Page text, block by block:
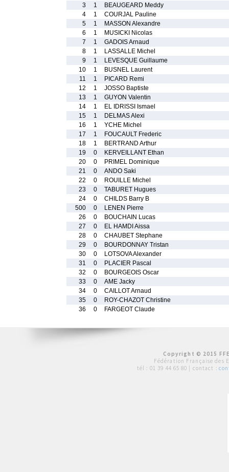
3
1
BEAUGEARD Meddy
4
1
COURJAL Pauline
5
1
MASSON Alexandre
6
1
MUSICKI Nicolas
7
1
GADOIS Arnaud
8
1
LASSALLE Michel
9
1
LEVESQUE Guillaume
10
1
BUSNEL Laurent
11
1
PICARD Remi
12
1
JOSSO Baptiste
13
1
GUYON Valentin
14
1
EL IDRISSI Ismael
15
1
DELMAS Alexi
16
1
YCHE Michel
17
1
FOUCAULT Frederic
18
1
BERTRAND Arthur
19
0
KERVEILLANT Ethan
20
0
PRIMEL Dominique
21
0
ANDO Saki
22
0
ROUILLE Michel
23
0
TABURET Hugues
24
0
CHILDS Barry B
500
0
LENEN Pierre
26
0
BOUCHAIN Lucas
27
0
EL HAMDI Aissa
28
0
CHAUBET Stephane
29
0
BOURDONNAY Tristan
30
0
LOTSOVA Alexander
31
0
PLACIER Pascal
32
0
BOURGEOIS Oscar
33
0
AME Jacky
34
0
CAILLOT Arnaud
35
0
ROY-CHAZOT Christine
36
0 FARGEOT Claude
Copyright © 2015
Fédération Française des
tél : 01 39 44 65 80 | contact :